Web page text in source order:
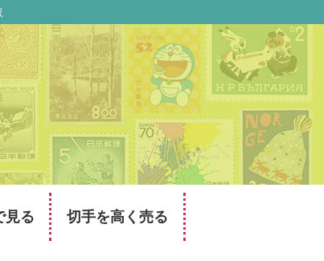
見る 切手を高く売る